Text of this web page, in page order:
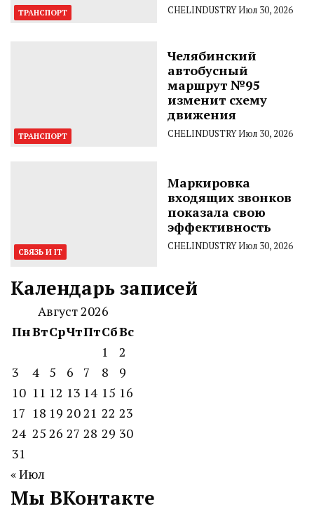
ТРАНСПОРТ CHELINDUSTRYИюл 30, 2026
ТРАНСПОРТ
Челябинский
автобусный
маршрут №95
изменит схему
движения
CHELINDUSTRYИюл 30, 2026
СВЯЗЬ И IT
Маркировка
входящих звонков
показала свою
эффективность
CHELINDUSTRYИюл 30, 2026
Календарь записей
Август 2026
ПнВтСрЧтПтСбВс
1
2
3
4 5 6 7 8
9
10 11 12 13 14 15 16
17 18 19 2021 22 23
24 25 26 27 28 29 30
31
« Июл
Мы ВКонтакте